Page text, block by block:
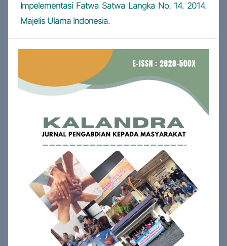
Impelementasi Fatwa Satwa Langka No. 14. 2014.
Majelis Ulama Indonesia.